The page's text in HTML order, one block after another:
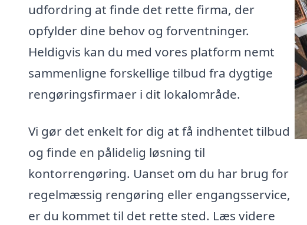
udfordring at finde det rette firma, der
opfylder dine behov og forventninger.
Heldigvis kan du med vores platform nemt
sammenligne forskellige tilbud fra dygtige
rengøringsfirmaer i dit lokalområde.
Vi gør det enkelt for dig at få indhentet tilbud
og finde en pålidelig løsning til
kontorrengøring. Uanset om du har brug for
regelmæssig rengøring eller engangsservice,
er du kommet til det rette sted. Læs videre